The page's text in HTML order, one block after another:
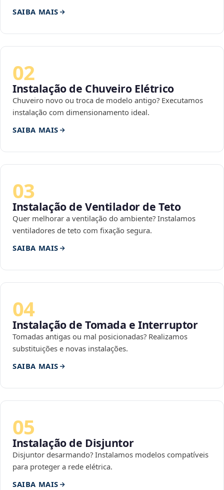
SAIBA MAIS
02
Instalação de Chuveiro Elétrico
Chuveiro novo ou troca de modelo antigo? Executamos
instalação com dimensionamento ideal.
SAIBA MAIS
03
Instalação de Ventilador de Teto
Quer melhorar a ventilação do ambiente? Instalamos
ventiladores de teto com fixação segura.
SAIBA MAIS
04
Instalação de Tomada e Interruptor
Tomadas antigas ou mal posicionadas? Realizamos
substituições e novas instalações.
SAIBA MAIS
05
Instalação de Disjuntor
Disjuntor desarmando? Instalamos modelos compatíveis
para proteger a rede elétrica.
SAIBA MAIS